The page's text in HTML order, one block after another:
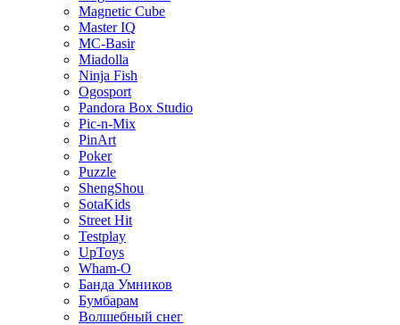
Magnetic Cube
Master IQ
MC-Basir
Miadolla
Ninja Fish
Ogosport
Pandora Box Studio
Pic-n-Mix
PinArt
Poker
Puzzle
ShengShou
SotaKids
Street Hit
Testplay
UpToys
Wham-O
Банда Умников
Бумбарам
Волшебный снег